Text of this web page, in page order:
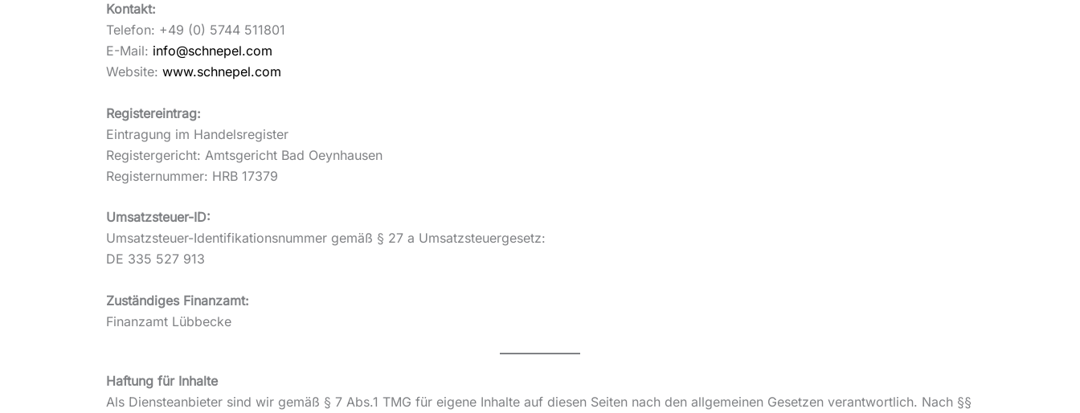
Kontakt:
Telefon: +49 (0) 5744 511801
E-Mail: info@schnepel.com
Website: www.schnepel.com
Registereintrag:
Eintragung im Handelsregister
Registergericht: Amtsgericht Bad Oeynhausen
Registernummer: HRB 17379
Umsatzsteuer-ID:
Umsatzsteuer-Identifikationsnummer gemäß § 27 a Umsatzsteuergesetz:
DE 335 527 913
Zuständiges Finanzamt:
Finanzamt Lübbecke
Haftung für Inhalte
Als Diensteanbieter sind wir gemäß § 7 Abs.1 TMG für eigene Inhalte auf diesen Seiten nach den allgemeinen Gesetzen verantwortlich. Nach §§